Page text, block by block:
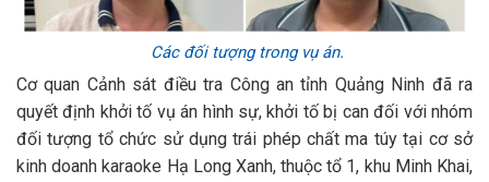
Các đối tượng trong vụ án.
Cơ quan Cảnh sát điều tra Công an tỉnh Quảng Ninh đã ra
quyết định khởi tố vụ án hình sự, khởi tố bị can đối với nhóm
đối tượng tổ chức sử dụng trái phép chất ma túy tại cơ sở
kinh doanh karaoke Hạ Long Xanh, thuộc tổ 1, khu Minh Khai,